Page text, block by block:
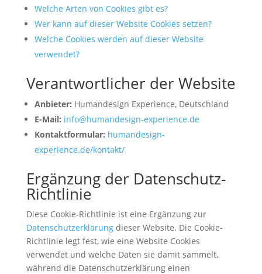
Welche Arten von Cookies gibt es?
Wer kann auf dieser Website Cookies setzen?
Welche Cookies werden auf dieser Website
verwendet?
Verantwortlicher der Website
Anbieter: Humandesign Experience, Deutschland
E-Mail: info@humandesign-experience.de
Kontaktformular: humandesign-
experience.de/kontakt/
Ergänzung der Datenschutz-
Richtlinie
Diese Cookie-Richtlinie ist eine Ergänzung zur
Datenschutzerklärungdieser Website. Die Cookie-
Richtlinie legt fest, wie eine Website Cookies
verwendet und welche Daten sie damit sammelt,
während die Datenschutzerklärung einen